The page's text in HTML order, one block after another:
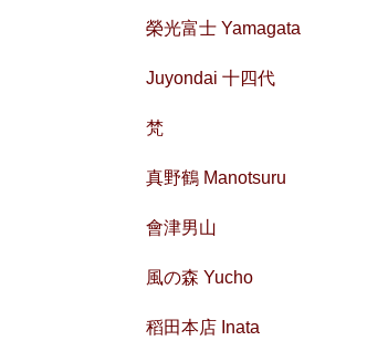
榮光富士 Yamagata
Juyondai 十四代
梵
真野鶴 Manotsuru
會津男山
風の森 Yucho
稻田本店 Inata